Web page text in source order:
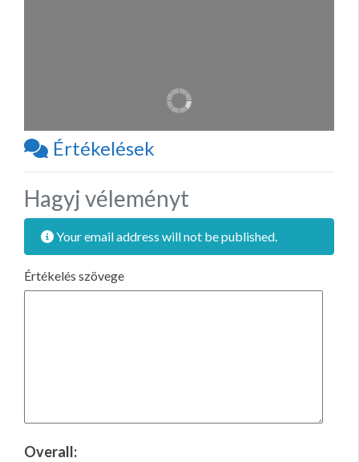
Értékelések
Hagyj véleményt
Your email address will not be published.
Értékelés szövege
Overall: